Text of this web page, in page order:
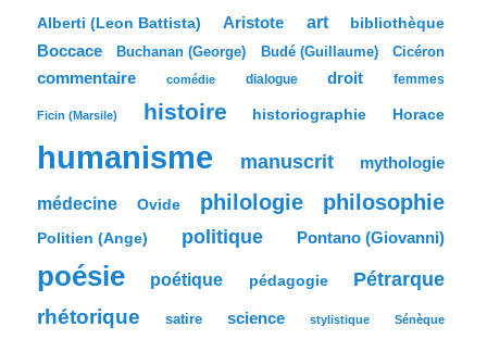
e
r
c
e
Alberti (Leon Battista) Aristote art bibliothèque
Boccace Buchanan (George) Budé (Guillaume) Cicéron
commentaire comédie dialogue droit femmes
Ficin (Marsile) histoire historiographie Horace
humanisme manuscrit mythologie
médecine Ovide philologie philosophie
Politien (Ange) politique Pontano (Giovanni)
poésie poétique pédagogie Pétrarque
rhétorique satire science stylistique Sénèque